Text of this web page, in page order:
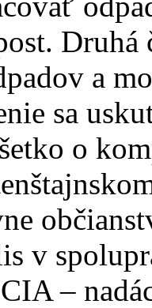
Druhá
a
sa
o
v
–